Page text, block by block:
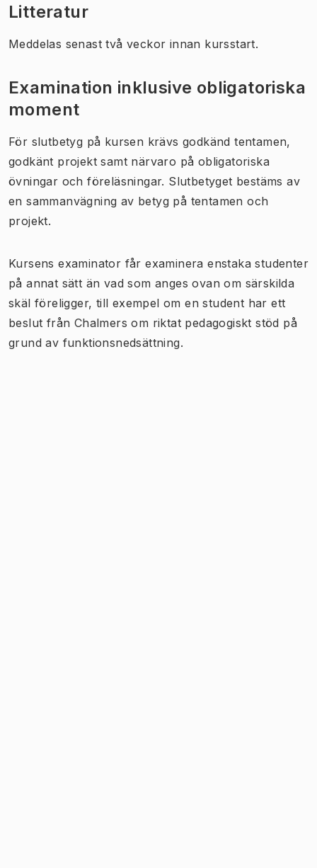
Litteratur
Meddelas senast två veckor innan kursstart.
Examination inklusive obligatoriska
moment
För slutbetyg på kursen krävs godkänd tentamen,
godkänt projekt samt närvaro på obligatoriska
övningar och föreläsningar. Slutbetyget bestäms av
en sammanvägning av betyg på tentamen och
projekt.
Kursens examinator får examinera enstaka studenter
på annat sätt än vad som anges ovan om särskilda
skäl föreligger, till exempel om en student har ett
beslut från Chalmers om riktat pedagogiskt stöd på
grund av funktionsnedsättning.